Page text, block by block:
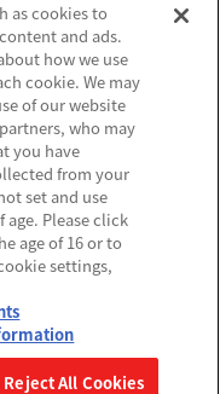
個人情報保護方針
Personal
する
as cookies to
and ads.
how we use
cookie. We may
of our website
who may
you have
from your
set and use
age. Please click
age of 16 or to
settings,
Reject All Cookies